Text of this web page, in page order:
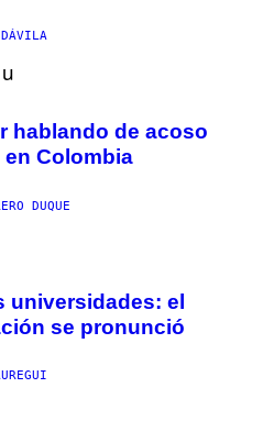
hablando de acoso
Colombia
DUQUE
universidades: el
se pronunció